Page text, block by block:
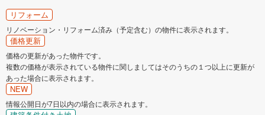
リフォーム
リノベーション・リフォーム済み（予定含む）の物件に表示されます。
価格更新
価格の更新があった物件です。
複数の価格が表示されている物件に関しましてはそのうちの１つ以上に更新が
あった場合に表示されます。
NEW
情報公開日が7日以内の場合に表示されます。